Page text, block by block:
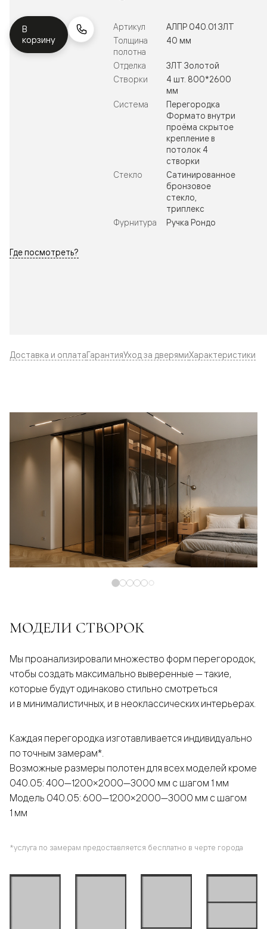
В
корзину
Артикул
АЛПР 040.01 ЗЛТ
Толщина
полотна
40 мм
Отделка
ЗЛТ Золотой
Створки
4 шт. 800*2600
мм
Система
Перегородка
Формато внутри
проёма скрытое
крепление в
потолок 4
створки
Стекло
Сатинированное
бронзовое
стекло,
триплекс
Фурнитура
Ручка Рондо
Где посмотреть?
Доставка и оплатаГарантияУход за дверямиХарактеристики
МОДЕЛИ СТВОРОК
Мы проанализировали множество форм перегородок,
чтобы создать максимально выверенные — такие,
которые будут одинаково стильно смотреться
и в минималистичных, и в неоклассических интерьерах.
Каждая перегородка изготавливается индивидуально
по точным замерам*.
Возможные размеры полотен для всех моделей кроме
040.05: 400—1200×2000—3000 мм с шагом 1 мм
Модель 040.05: 600—1200×2000—3000 мм с шагом
1 мм
*услуга по замерам предоставляется бесплатно в черте города